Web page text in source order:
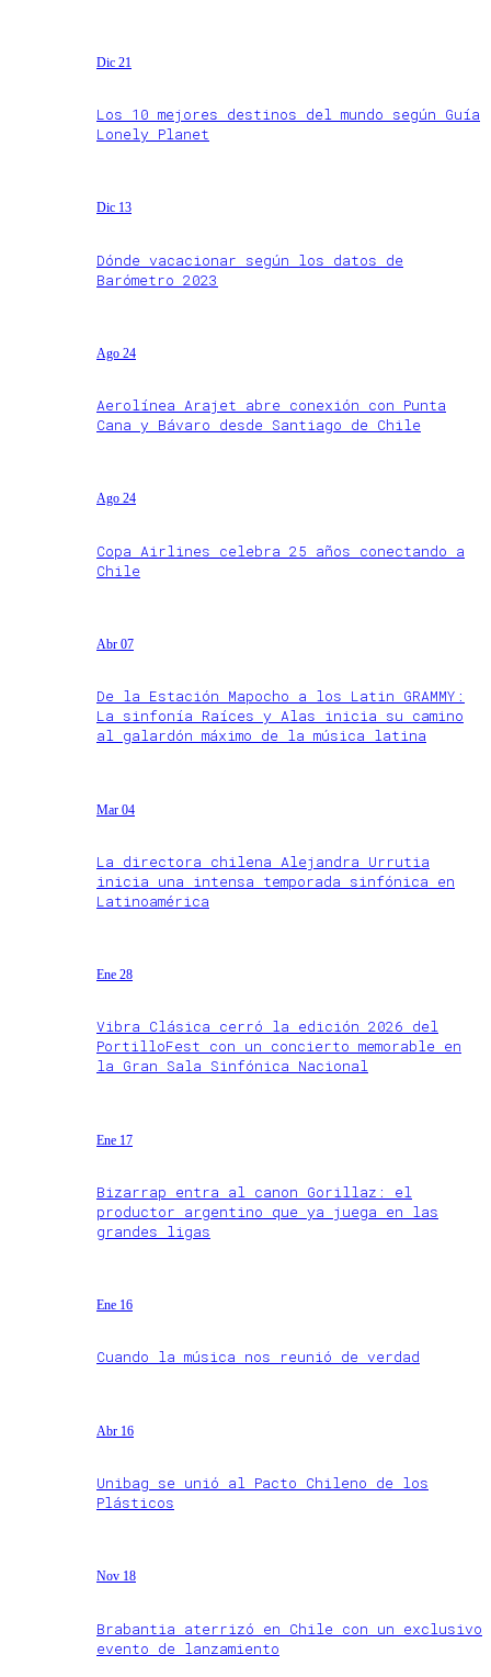
Dic 21
Los 10 mejores destinos del mundo según Guía
Lonely Planet
Dic 13
Dónde vacacionar según los datos de
Barómetro 2023
Ago 24
Aerolínea Arajet abre conexión con Punta
Cana y Bávaro desde Santiago de Chile
Ago 24
Copa Airlines celebra 25 años conectando a
Chile
Abr 07
De la Estación Mapocho a los Latin GRAMMY:
La sinfonía Raíces y Alas inicia su camino
al galardón máximo de la música latina
Mar 04
La directora chilena Alejandra Urrutia
inicia una intensa temporada sinfónica en
Latinoamérica
Ene 28
Vibra Clásica cerró la edición 2026 del
PortilloFest con un concierto memorable en
la Gran Sala Sinfónica Nacional
Ene 17
Bizarrap entra al canon Gorillaz: el
productor argentino que ya juega en las
grandes ligas
Ene 16
Cuando la música nos reunió de verdad
Abr 16
Unibag se unió al Pacto Chileno de los
Plásticos
Nov 18
Brabantia aterrizó en Chile con un exclusivo
evento de lanzamiento